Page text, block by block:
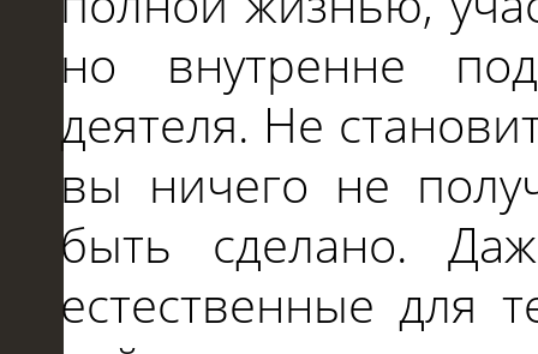
но внутренне
деятеля. Не
вы ничего не
быть сделано.
естественные для